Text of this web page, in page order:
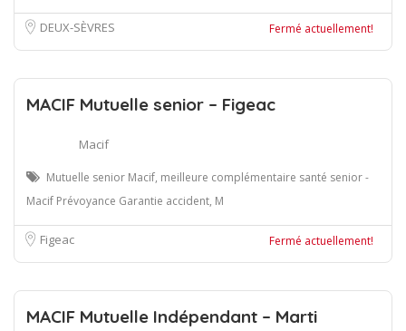
DEUX-SÈVRES Fermé actuellement!
MACIF Mutuelle senior – Figeac
Macif
Mutuelle senior Macif, meilleure complémentaire santé senior -
Macif Prévoyance Garantie accident, M
Figeac Fermé actuellement!
MACIF Mutuelle Indépendant – Marti